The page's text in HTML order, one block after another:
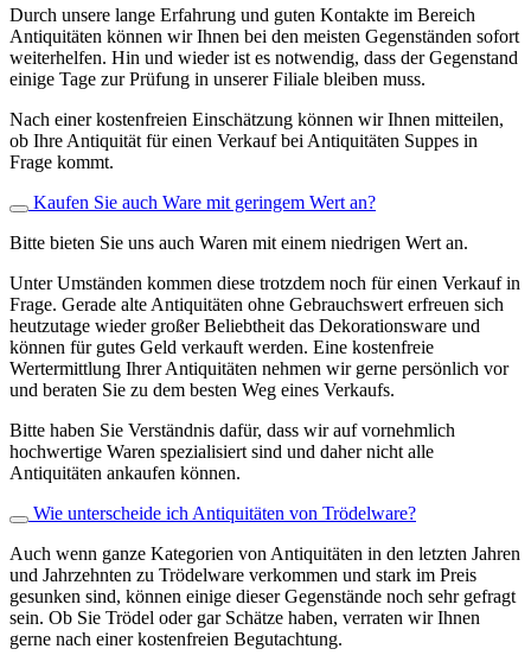
Durch unsere lange Erfahrung und guten Kontakte im Bereich
Antiquitäten können wir Ihnen bei den meisten Gegenständen sofort
weiterhelfen. Hin und wieder ist es notwendig, dass der Gegenstand
einige Tage zur Prüfung in unserer Filiale bleiben muss.
Nach einer kostenfreien Einschätzung können wir Ihnen mitteilen,
ob Ihre Antiquität für einen Verkauf bei Antiquitäten Suppes in
Frage kommt.
Kaufen Sie auch Ware mit geringem Wert an?
Bitte bieten Sie uns auch Waren mit einem niedrigen Wert an.
Unter Umständen kommen diese trotzdem noch für einen Verkauf in
Frage. Gerade alte Antiquitäten ohne Gebrauchswert erfreuen sich
heutzutage wieder großer Beliebtheit das Dekorationsware und
können für gutes Geld verkauft werden. Eine kostenfreie
Wertermittlung Ihrer Antiquitäten nehmen wir gerne persönlich vor
und beraten Sie zu dem besten Weg eines Verkaufs.
Bitte haben Sie Verständnis dafür, dass wir auf vornehmlich
hochwertige Waren spezialisiert sind und daher nicht alle
Antiquitäten ankaufen können.
Wie unterscheide ich Antiquitäten von Trödelware?
Auch wenn ganze Kategorien von Antiquitäten in den letzten Jahren
und Jahrzehnten zu Trödelware verkommen und stark im Preis
gesunken sind, können einige dieser Gegenstände noch sehr gefragt
sein. Ob Sie Trödel oder gar Schätze haben, verraten wir Ihnen
gerne nach einer kostenfreien Begutachtung.